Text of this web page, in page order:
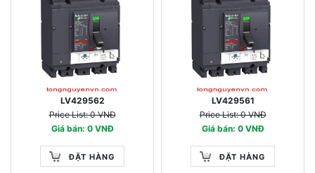
LV429562
Price List: 0 VNĐ
Giá bán: 0 VNĐ
ĐẶT HÀNG
LV429561
Price List: 0 VNĐ
Giá bán: 0 VNĐ
ĐẶT HÀNG